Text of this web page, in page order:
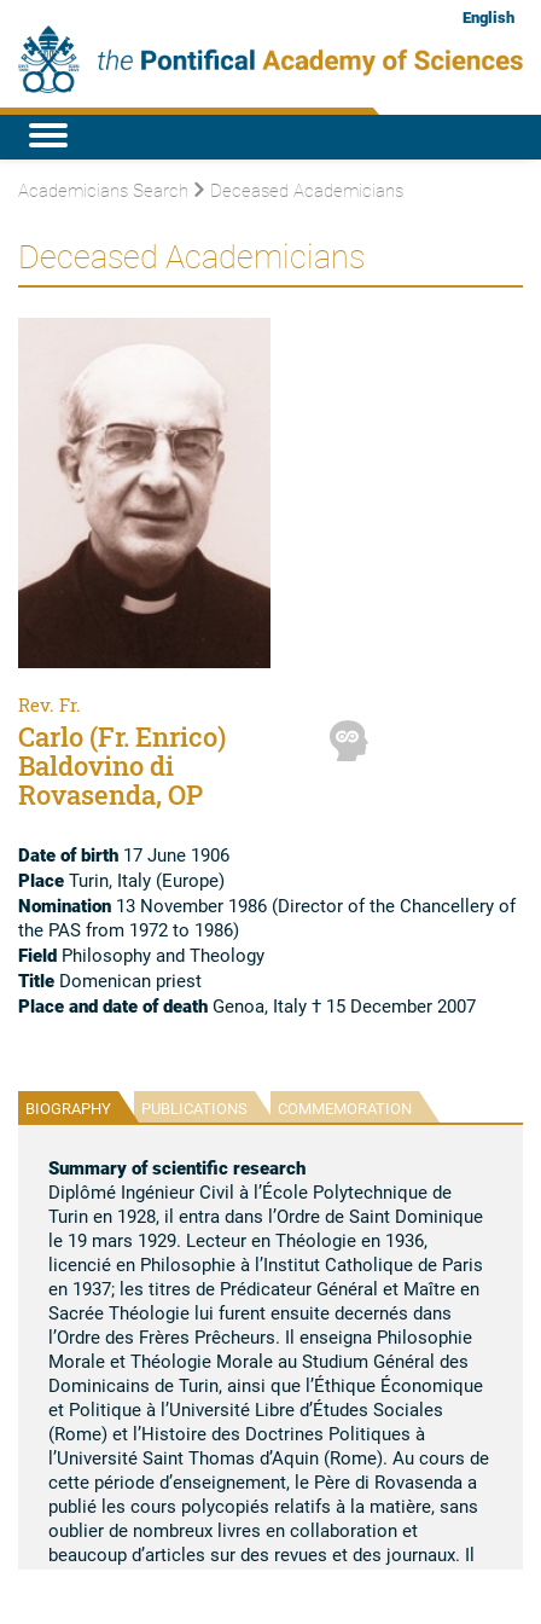
English
Academicians Search Deceased Academicians
Deceased Academicians
Rev. Fr.
Carlo (Fr. Enrico)
Baldovino di
Rovasenda, OP
Date of birth 17 June 1906
Place Turin, Italy (Europe)
Nomination 13 November 1986 (Director of the Chancellery of
the PAS from 1972 to 1986)
Field Philosophy and Theology
Title Domenican priest
Place and date of death Genoa, Italy † 15 December 2007
BIOGRAPHY PUBLICATIONS COMMEMORATION
Summary of scientific research
Diplômé Ingénieur Civil à l’École Polytechnique de
Turin en 1928, il entra dans l’Ordre de Saint Dominique
le 19 mars 1929. Lecteur en Théologie en 1936,
licencié en Philosophie à l’Institut Catholique de Paris
en 1937; les titres de Prédicateur Général et Maître en
Sacrée Théologie lui furent ensuite decernés dans
l’Ordre des Frères Prêcheurs. Il enseigna Philosophie
Morale et Théologie Morale au Studium Général des
Dominicains de Turin, ainsi que l’Éthique Économique
et Politique à l’Université Libre d’Études Sociales
(Rome) et l’Histoire des Doctrines Politiques à
l’Université Saint Thomas d’Aquin (Rome). Au cours de
cette période d’enseignement, le Père di Rovasenda a
publié les cours polycopiés relatifs à la matière, sans
oublier de nombreux livres en collaboration et
beaucoup d’articles sur des revues et des journaux. Il